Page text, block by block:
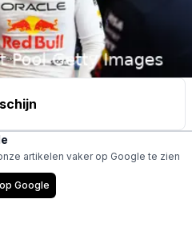
artikelen vaker op Google te zien
Google